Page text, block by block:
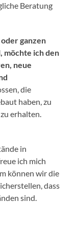
Beratung
ganzen
möchte ich den
neue
die
haben, zu
erhalten.
in
ich mich
können wir die
dass
sind.